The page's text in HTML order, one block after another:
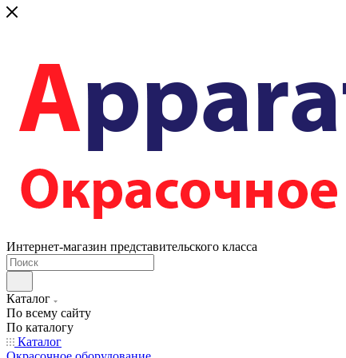
Интернет-магазин представительского класса
Каталог
По всему сайту
По каталогу
Каталог